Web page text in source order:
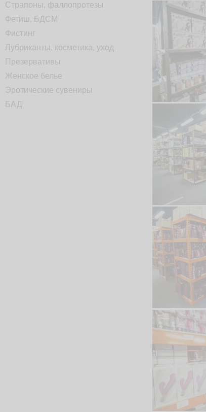
Страпоны, фаллопротезы
Фетиш, БДСМ
Фистинг
Лубриканты, косметика, уход
Презервативы
Женское белье
Эротические сувениры
БАД